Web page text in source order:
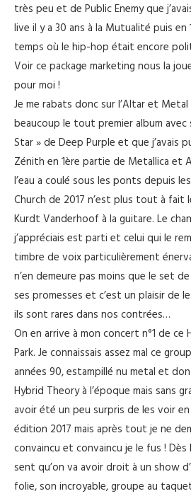
très peu et de Public Enemy que
live il y a 30 ans à la Mutualité puis
temps où le hip-hop était encore
Voir ce package marketing nous la
pour moi !
Je me rabats donc sur l’Altar et
beaucoup le tout premier album avec
Star » de Deep Purple et que j’avais
Zénith en 1ère partie de Metallica et
l’eau a coulé sous les ponts depuis
Church de 2017 n’est plus tout à fait
Kurdt Vanderhoof à la guitare. Le
j’appréciais est parti et celui qui le
timbre de voix particulièrement
n’en demeure pas moins que le set
ses promesses et c’est un plaisir de
ils sont rares dans nos contrées…
On en arrive à mon concert n°1 de ce
Park. Je connaissais assez mal ce
années 90, estampillé nu metal et
Hybrid Theory à l’époque mais sans
avoir été un peu surpris de les voir
édition 2017 mais après tout je ne
convaincu et convaincu je le fus ! Dès
sent qu’on va avoir droit à un show
folie, son incroyable, groupe au